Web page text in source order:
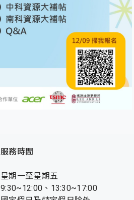
服務時間
星期一至星期五
9:30~12:00、13:30~17:00